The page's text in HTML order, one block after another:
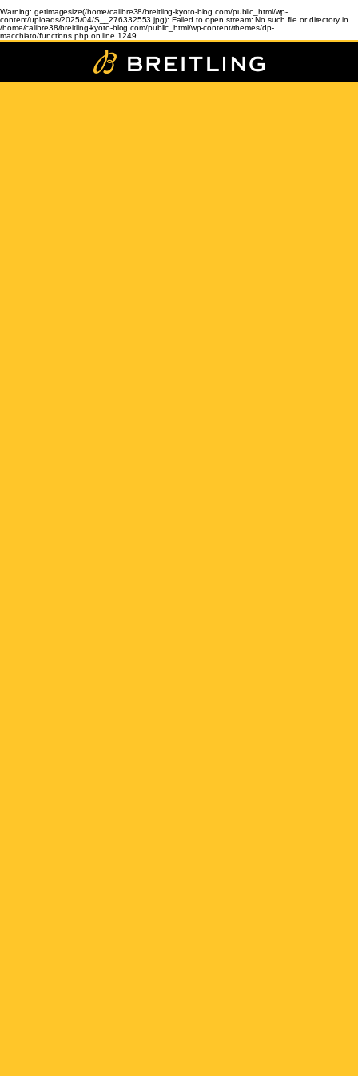
Warning: getimagesize(/home/calibre38/breitling-kyoto-blog.com/public_html/wp-
content/uploads/2025/04/S__276332553.jpg): Failed to open stream: No such file or directory in
/home/calibre38/breitling-kyoto-blog.com/public_html/wp-content/themes/dp-
macchiato/functions.phpon line 1249